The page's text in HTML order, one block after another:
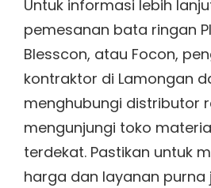
Untuk informasi lebih
pemesanan bata ringan
Blesscon, atau Focon,
kontraktor di Lamongan
menghubungi distributor
mengunjungi toko
terdekat. Pastikan untuk
harga dan layanan purna